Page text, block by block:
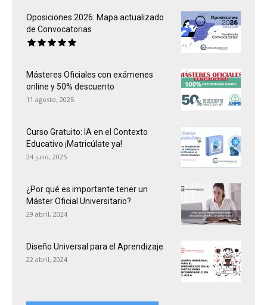
Oposiciones 2026: Mapa actualizado
de Convocatorias
Másteres Oficiales con exámenes
online y 50% descuento
11 agosto, 2025
Curso Gratuito: IA en el Contexto
Educativo ¡Matricúlate ya!
24 julio, 2025
¿Por qué es importante tener un
Máster Oficial Universitario?
29 abril, 2024
Diseño Universal para el Aprendizaje
22 abril, 2024